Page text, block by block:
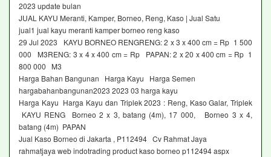
2023 update bulan
JUAL KAYU Meranti, Kamper, Borneo, Reng, Kaso | Jual Satu
jual1 jual kayu meranti kamper borneo reng kaso
29 Jul 2023 KAYU BORNEO RENGRENG: 2 x 3 x 400 cm = Rp 1 500
000 M3RENG: 3 x 4 x 400 cm = Rp PAPAN: 2 x 20 x 400 cm = Rp 1
800 000 M3
Harga Bahan Bangunan Harga Kayu Harga Semen
hargabahanbangunan2023 2023 03 harga kayu
Harga Kayu Harga Kayu dan Triplek 2023 : Reng, Kaso Galar, Triplek
KAYU RENG Borneo 2 x 3, batang (4m), 17 000, Borneo 3 x 4,
batang (4m) PAPAN
Jual Kaso Borneo di Jakarta , P112494 Cv Rahmat Jaya
rahmatjaya web indotrading product kaso borneo p112494 aspx